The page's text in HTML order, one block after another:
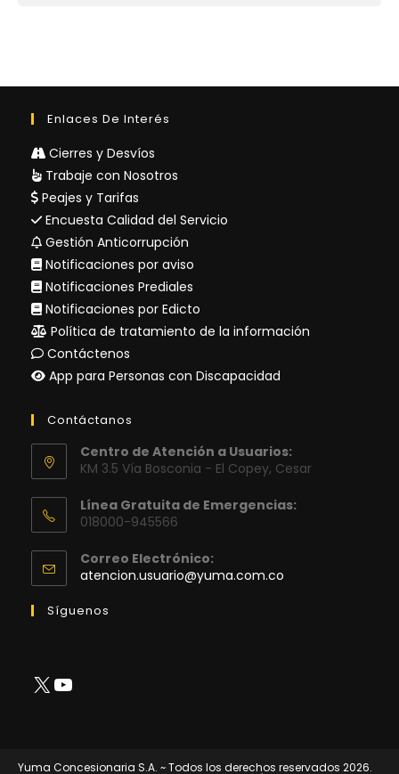
Enlaces De Interés
Cierres y Desvíos
Trabaje con Nosotros
Peajes y Tarifas
Encuesta Calidad del Servicio
Gestión Anticorrupción
Notificaciones por aviso
Notificaciones Prediales
Notificaciones por Edicto
Política de tratamiento de la información
Contáctenos
App para Personas con Discapacidad
Contáctanos
Centro de Atención a Usuarios:
KM 3.5 Vía Bosconia - El Copey, Cesar
Línea Gratuita de Emergencias:
018000-945566
Correo Electrónico:
atencion.usuario@yuma.com.co
Síguenos
X YouTube
Yuma Concesionaria S.A. ~ Todos los derechos reservados 2026.